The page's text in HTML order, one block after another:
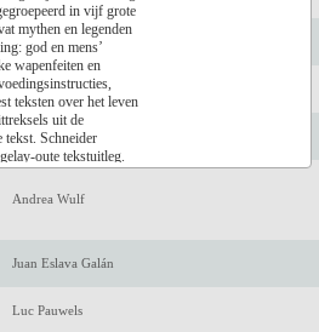
Keri Hulme
Marijke Huisman
Marcel IJsselstijn
Andrea Wulf
Juan Eslava Galán
Luc Pauwels
in vijf grote
mythen en legenden
god en mens’
wapenfeiten en
teksten over het leven
uit de
tekst. Schneider
oute tekstuitleg.
inzicht in die
en dus ook
Egypte, twee
een lijvige